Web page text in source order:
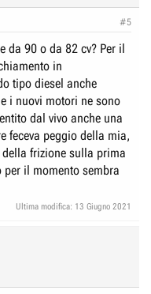
#5
da 90 o da 82 cv? Per il
in
tipo diesel anche
i nuovi motori ne sono
dal vivo anche una
feceva peggio della mia,
frizione sulla prima
il momento sembra
Ultima modifica: 13 Giugno 2021